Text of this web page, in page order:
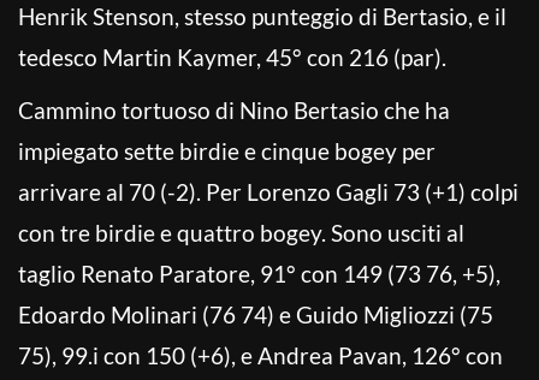
Henrik Stenson, stesso punteggio di Bertasio, e il
tedesco Martin Kaymer, 45° con 216 (par).
Cammino tortuoso di Nino Bertasio che ha
impiegato sette birdie e cinque bogey per
arrivare al 70 (-2). Per Lorenzo Gagli 73 (+1) colpi
con tre birdie e quattro bogey. Sono usciti al
taglio Renato Paratore, 91° con 149 (73 76, +5),
Edoardo Molinari (76 74) e Guido Migliozzi (75
75), 99.i con 150 (+6), e Andrea Pavan, 126° con